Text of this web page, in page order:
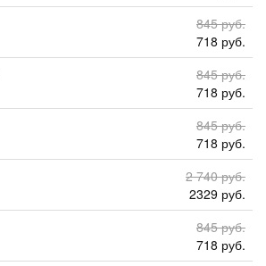
845 руб.
718 руб.
845 руб.
718 руб.
845 руб.
718 руб.
2 740 руб.
2329 руб.
845 руб.
718 руб.